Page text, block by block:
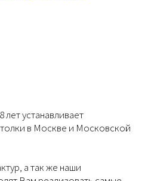
устанавливает
в Москве и Московской
а так же наши